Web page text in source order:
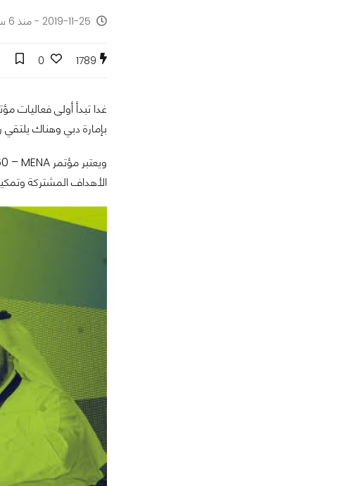
2019-11-25 - منذ 6 سنوات
1789
0
غدا تبدأ أولى فعاليات
بإمارة دبي وهناك
الأهداف المشتركة